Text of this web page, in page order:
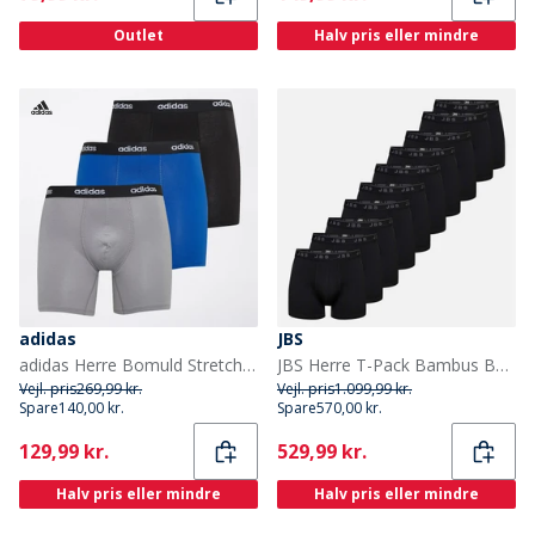
Outlet Halv pris eller mindre
adidas
adidas Herre Bomuld Stretch Tre Pak Boxer Shorts Sort/Grå/Royal
Vejl. pris269,99 kr.
Spare140,00 kr.
Current
129,99 kr.
Halv pris eller mindre
JBS
JBS Herre T-Pack Bambus Bokser Sort
Vejl. pris1.099,99 kr.
Spare570,00 kr.
Current
529,99 kr.
Halv pris eller mindre